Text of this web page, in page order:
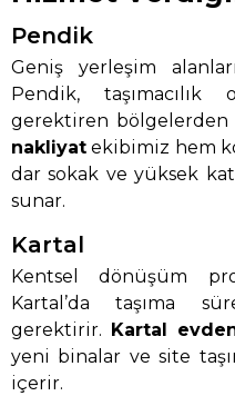
Pendik
Geniş yerleşim
Pendik, taşımacılık
gerektiren bölgelerden
nakliyat ekibimiz hem
dar sokak ve yüksek
sunar.
Kartal
Kentsel dönüşüm
Kartal’da taşıma
gerektirir.
Kartal
yeni binalar ve site
içerir.